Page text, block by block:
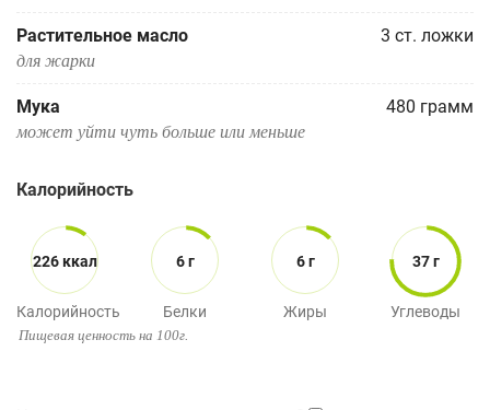
Растительное масло 3 ст. ложки
для жарки
Мука 480 грамм
может уйти чуть больше или меньше
Калорийность
226 ккал
Калорийность
6 г
Белки
6 г
Жиры
37 г
Углеводы
Пищевая ценность на 100г.